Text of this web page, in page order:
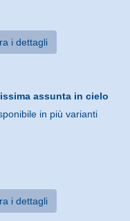
i dettagli
assunta in cielo
in più varianti
i dettagli